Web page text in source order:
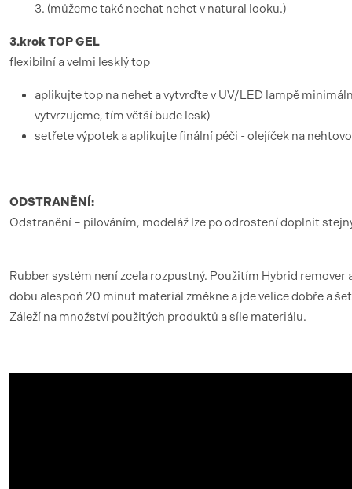
3. (můžeme také nechat nehet v natural looku.)
3.krok TOP GEL
flexibilní a velmi lesklý top
aplikujte top na nehet a vytvrďte v UV/LED lampě
vytvrzujeme, tím větší bude lesk)
setřete výpotek a aplikujte finální péči - olejíček na
ODSTRANĚNÍ:
Odstranění – pilováním, modeláž lze po odrostení doplnit
Rubber systém není zcela rozpustný. Použitím Hybrid remover
dobu alespoň 20 minut materiál změkne a jde velice dobře a
Záleží na množství použitých produktů a síle materiálu.